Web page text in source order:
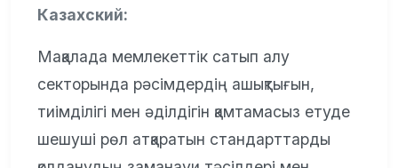
Казахский:
Мақалада мемлекеттік сатып алу
секторында рәсімдердің ашықтығын,
тиімділігі мен әділдігін қамтамасыз етуде
шешуші рөл атқаратын стандарттарды